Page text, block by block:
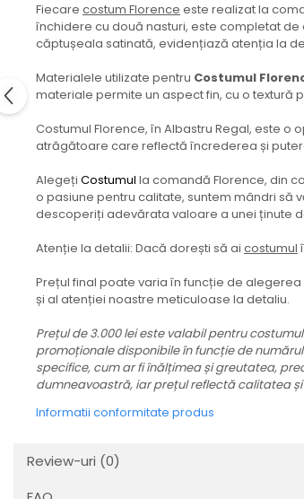
Fiecare costum Florence este realizat la
închidere cu două nasturi, este completat
căptușeala satinată, evidențiază atenția la
Materialele utilizate pentru Costumul
materiale permite un aspect fin, cu o textură
Costumul Florence, în Albastru Regal, este
atrăgătoare care reflectă încrederea și
Alegeți Costumul la comandă Florence, din
o pasiune pentru calitate, suntem mândri să
descoperiți adevărata valoare a unei ținute
Atenție la detalii: Dacă dorești să ai costumul
Prețul final poate varia în funcție de
și al atenției noastre meticuloase la detaliu.
Prețul de 3.000 lei este valabil pentru
promoționale disponibile în funcție de
specifice, cum ar fi înălțimea și greutatea,
dumneavoastră, iar prețul reflectă calitatea
Informatii conformitate produs
Review-uri (0)